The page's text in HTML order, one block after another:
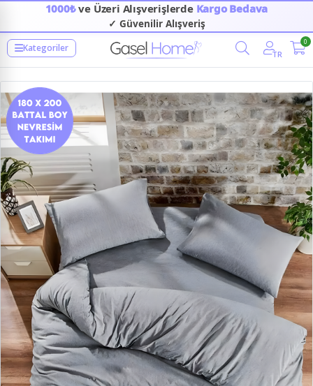
1000₺ve Üzeri Alışverişlerde Kargo Bedava
✓ Güvenilir Alışveriş
Kategoriler
TR
0